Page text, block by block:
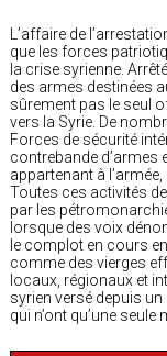
L’affaire de
que les forces
la crise syrienne.
des armes destinées
sûrement pas le seul
vers la Syrie. De
Forces de sécurité
contrebande d’armes
appartenant à
Toutes ces activités
par les
lorsque des voix
le complot en cours
comme des vierges
locaux, régionaux et
syrien versé depuis
qui n’ont qu’une